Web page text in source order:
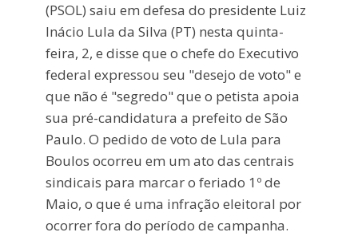
(PSOL) saiu em defesa do presidente Luiz
Inácio Lula da Silva (PT) nesta quinta-
feira, 2, e disse que o chefe do Executivo
federal expressou seu "desejo de voto" e
que não é "segredo" que o petista apoia
sua pré-candidatura a prefeito de São
Paulo. O pedido de voto de Lula para
Boulos ocorreu em um ato das centrais
sindicais para marcar o feriado 1º de
Maio, o que é uma infração eleitoral por
ocorrer fora do período de campanha.